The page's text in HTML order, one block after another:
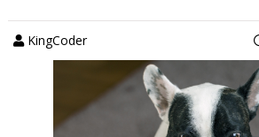
KingCoder